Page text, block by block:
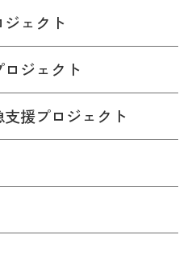
ェクト
ジェクト
援プロジェクト